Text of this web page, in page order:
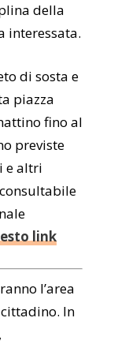
della
interessata.
di sosta e
piazza
fino al
previste
e altri
link
l’area
In